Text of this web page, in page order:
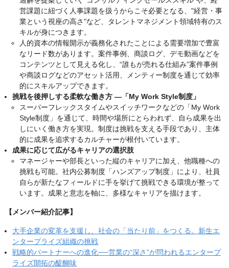
営課題に紐づく人事課題を扱うからこそ必要となる、"経営・事
業という視座の高さ"など、タレントマネジメント領域特有のス
キルが身につきます。
人的資本の情報開示が義務化されたことによる需要増加で豊富
なリード数があります。案件事例、商談ログ、デモ動画などを
コンテンツとして見える化し、“誰もが売れる仕組み”案件事例
や商談ログなどのアセット活用、メンティー制度を通じて効率
的にスキルアップできます。
挑戦を後押しする柔軟な働き方 ―「My Work Style制度」
スーパーフレックスタイムやスイッチワークなどの「My Work
Style制度」を通じて、時間や場所にとらわれず、自ら成果を出
しにいく働き方を実現。制度は挑戦を支える手段であり、主体
的に成果を追求するカルチャーが根付いています。
成果に応じて広がるキャリアの選択肢
マネージャーや部長といった縦のキャリアに加え、他職種への
挑戦も可能。社内公募制度「ハンズアップ制度」により、社員
自らが新たなフィールドに手を挙げて挑戦できる環境が整って
います。成果と意志を軸に、多様なキャリアを描けます。
【メンバー紹介記事】
大手企業の変革を支援し、社会の「当たり前」をつくる。新生エ
ンタープライズ組織の挑戦
戦略的パートナーへの進化──営業の“深さ”が問われるエンタープ
ライズ開拓の醍醐味